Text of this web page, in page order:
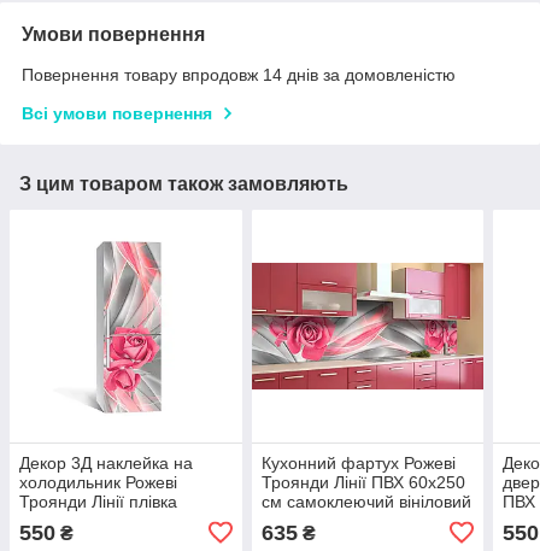
Умови повернення
Повернення товару впродовж 14 днів за домовленістю
Всі умови повернення
З цим товаром також замовляють
Декор 3Д наклейка на
холодильник Рожеві
Троянди Лінії плівка
Абстракція Сірий 65х200
см Happy Pocket Z185014
550 ₴
Кухонний фартух Рожеві
Троянди Лінії ПВХ 60х250
см самоклеючий вініловий
Абстракція Сірий Happy
Pocket Z185014
635₴
ПВХ
550